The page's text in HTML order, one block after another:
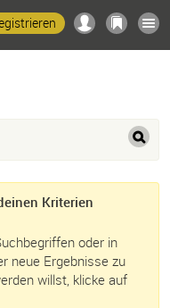
Kriterien
oder in
neue Ergebnisse zu
willst, klicke auf